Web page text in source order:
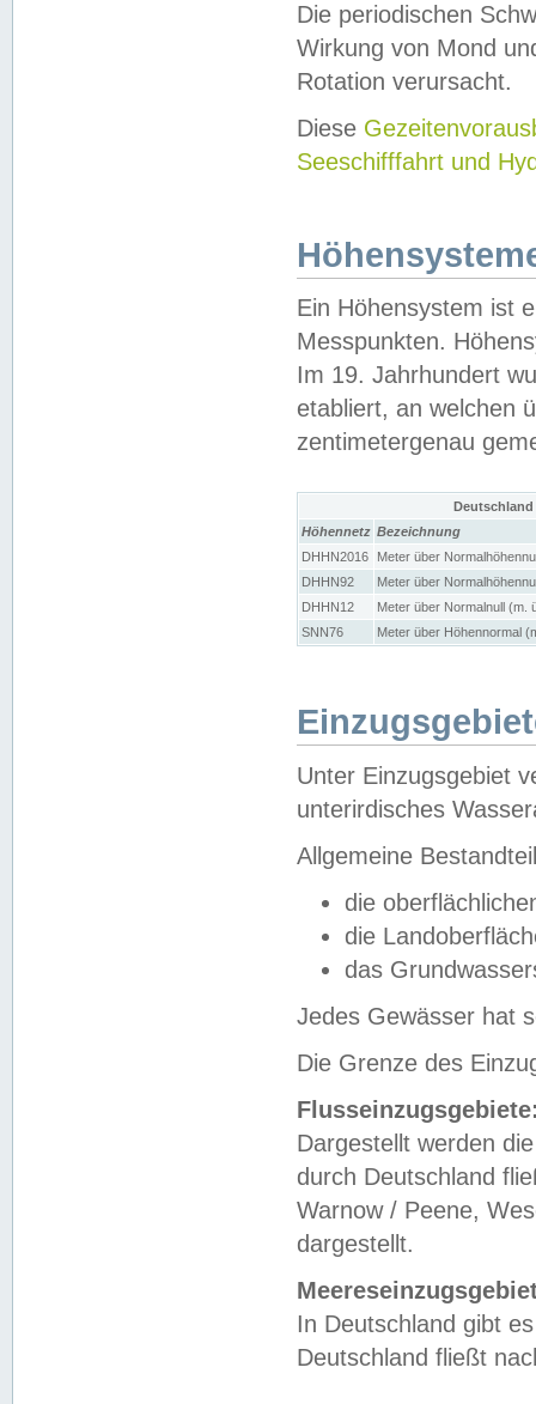
Die periodischen
Wirkung von Mond
Rotation verursacht.
Diese
Seeschifffahrt und
Ein Höhensystem ist
Messpunkten.
Im 19. Jahrhundert
etabliert, an welchen
zentimetergenau
Höhennetz Bezeichnung
DHHN2016
Meter über
DHHN92
Meter über
DHHN12
Meter über Normalnull (m.
SNN76
Meter über Höhennormal
Unter Einzugsgebiet
unterirdisches
Allgemeine
die
die
das
Jedes Gewässer hat
Die Grenze des
Dargestellt werden
durch Deutschland
Warnow / Peene,
dargestellt.
In Deutschland gibt
Deutschland fließt